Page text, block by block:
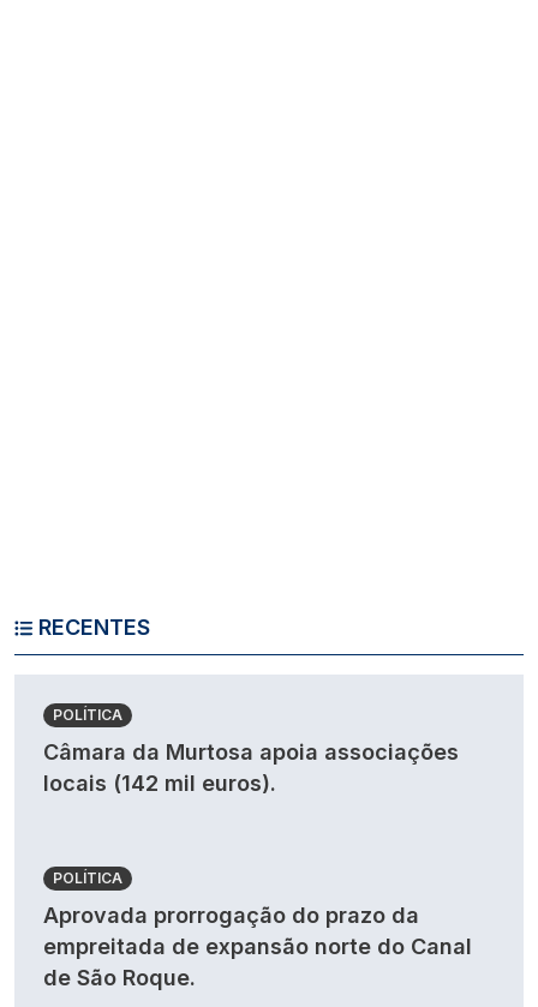
RECENTES
POLÍTICA
Câmara da Murtosa apoia associações
locais (142 mil euros).
POLÍTICA
Aprovada prorrogação do prazo da
empreitada de expansão norte do Canal
de São Roque.